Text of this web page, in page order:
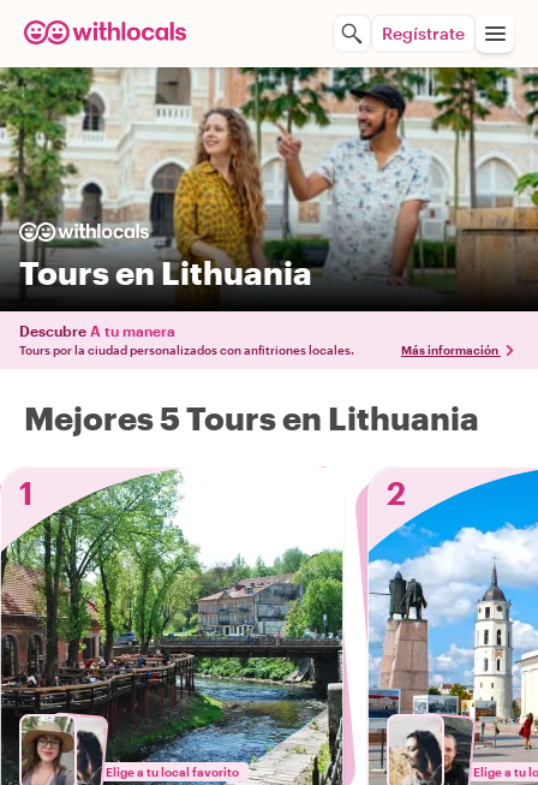
Regístrate
Tours en Lithuania
Descubre A tu manera
Tours por la ciudad personalizados con anfitriones locales. Más información
Mejores 5 Tours en Lithuania
1
Elige a tu local favorito
2
Elige a tu